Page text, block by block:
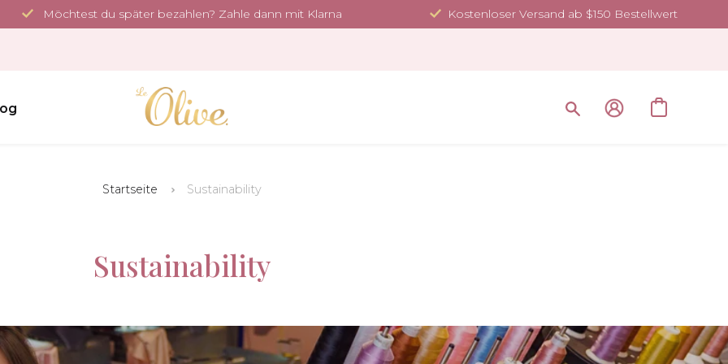
Möchtest du später bezahlen? Zahle dann mit Klarna Kostenloser Versand ab $150 Bestellwert
Startseite Sustainability
Sustainability